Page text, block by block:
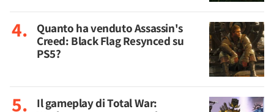
Quanto ha venduto Assassin's
Creed: Black Flag Resynced su
PS5?
Il gameplay di Total War: